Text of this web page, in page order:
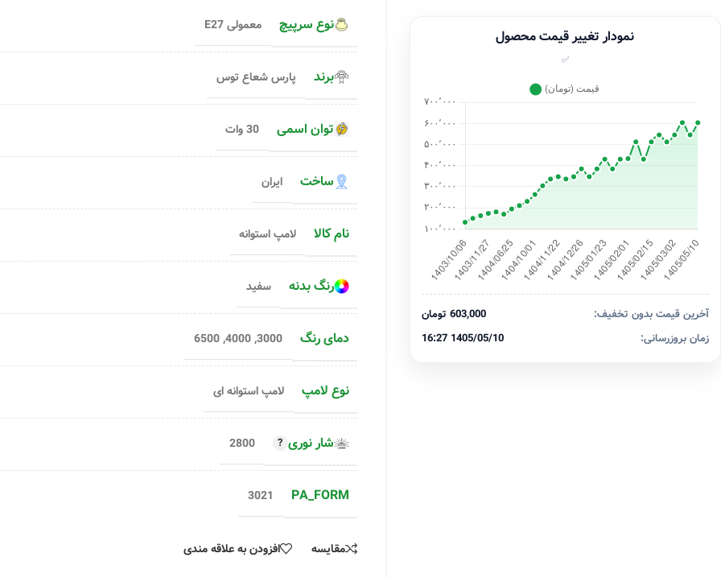
نمودار تغییر قیمت محصول
✅
آخرین قیمت بدون تخفیف:
603,000 تومان
زمان بروزرسانی:
1405/05/10 16:27
نوع سرپیچ معمولی E27
برند پارس شعاع توس
توان اسمی 30 وات
ساخت ایران
نام کالا لامپ استوانه
رنگ بدنه سفید
دمای رنگ 3000
,
4000
,
6500
نوع لامپ لامپ استوانه ای
شار نوری 2800
PA_FORM
3021
مقایسه افزودن به علاقه مندی